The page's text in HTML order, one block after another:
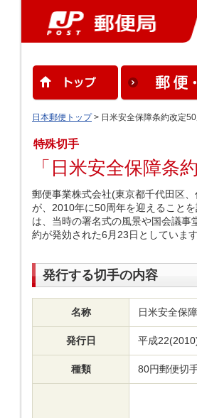
日本郵便トップ> 日米安全保障条約改定
特殊切手
「日米安全保障条
郵便事業株式会社(東京都千代田区
が、2010年に50周年を迎えること
は、当時の署名式の風景や国会議
約が発効された6月23日としています
発行する切手の内容
名称 日米安全保
発行日 平成
種類 80円郵便切